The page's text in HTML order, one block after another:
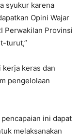
syukur karena
Opini Wajar
Perwakilan Provinsi
turut,”
kerja keras dan
pengelolaan
ini dapat
melaksanakan